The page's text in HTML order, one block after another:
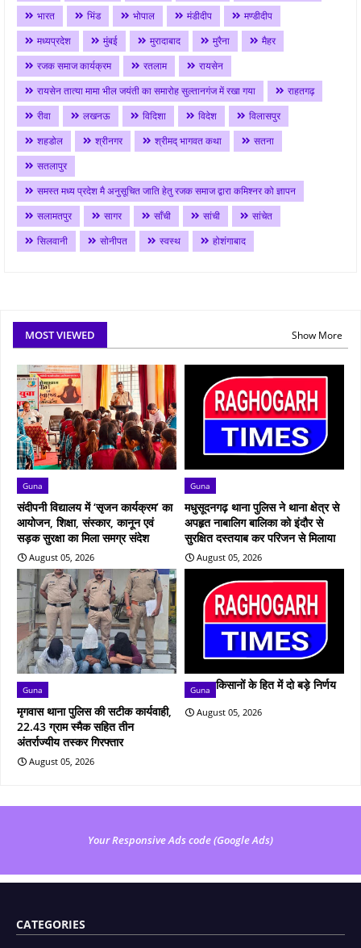
भारत भिंड भोपाल मंडीदीप
मण्डीदीप
मध्यप्रदेश
मुंबई मुरादाबाद मुरैना
मैहर
रजक समाज कार्यक्रम
रतलाम
रायसेन
रायसेन तात्या मामा भील जयंती का समारोह सुल्तानगंज में रखा गया
राहतगढ़
रीवा
लखनऊ विदिशा विदेश
विलासपुर
शहडोल
श्रीनगर श्रीमद् भागवत कथा
सतना
सतलापुर
समस्त मध्य प्रदेश मै अनुसूचित जाति हेतु रजक समाज द्वारा कमिश्नर को ज्ञापन
सलामतपुर
सागर साँची सांची
सांचेत
सिलवानी
सोनीपत स्वस्थ होशंगाबाद
MOST VIEWED Show More
Guna
संदीपनी विद्यालय में ‘सृजन कार्यक्रम’ का
आयोजन, शिक्षा, संस्कार, कानून एवं
सड़क सुरक्षा का मिला समग्र संदेश
August 05, 2026
Guna
मधुसूदनगढ़ थाना पुलिस ने थाना क्षेत्र से
अपहृत नाबालिग बालिका को इंदौर से
सुरक्षित दस्तयाब कर परिजन से मिलाया
August 05, 2026
Guna
मृगवास थाना पुलिस की सटीक कार्यवाही,
22.43 ग्राम स्मैक सहित तीन
अंतर्राज्यीय तस्कर गिरफ्तार
August 05, 2026
Guna किसानों के हित में दो बड़े निर्णय
August 05, 2026
Your Responsive Ads code (Google Ads)
CATEGORIES